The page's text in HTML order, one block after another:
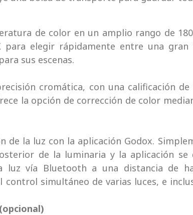
de color en un amplio rango de
para elegir rápidamente entre una
sus escenas.
cromática, con una calificación de
la opción de corrección de color
de la luz con la aplicación Godox.
de la luminaria y la aplicación se
luz vía Bluetooth a una distancia de
control simultáneo de varias luces, e